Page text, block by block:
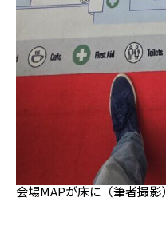
会場MAPが床に（筆者撮影）